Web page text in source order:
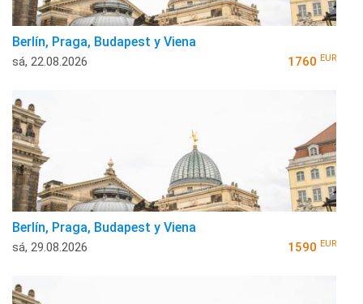
Berlín, Praga, Budapest y Viena
sá, 22.08.2026 1760 EUR
Berlín, Praga, Budapest y Viena
sá, 29.08.2026 1590 EUR